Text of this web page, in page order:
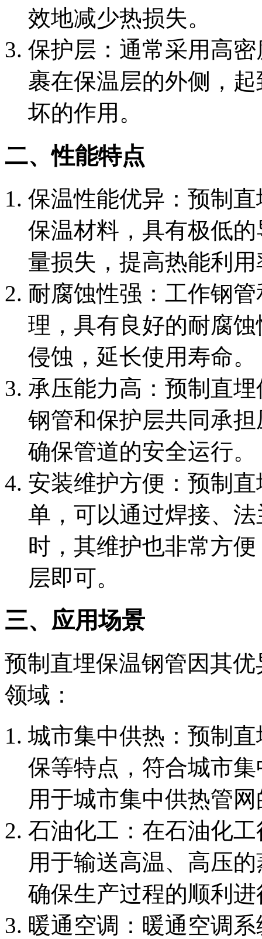
效地减少热损失。
保护层‌：通常采用高
裹在保温层的外侧，
坏的作用。
二、性能特点
保温性能优异‌：预制
保温材料，具有极低
量损失，提高热能利用
耐腐蚀性强‌：工作钢
理，具有良好的耐腐
侵蚀，延长使用寿命。
承压能力高‌：预制直
钢管和保护层共同承
确保管道的安全运行。
安装维护方便‌：预制
单，可以通过焊接、
时，其维护也非常方
层即可。
三、应用场景
预制直埋保温钢管因其
领域：
城市集中供热‌：预制
保等特点，符合城市
用于城市集中供热管
石油化工‌：在石油化
用于输送高温、高压
确保生产过程的顺利进
暖通空调‌：暖通空调